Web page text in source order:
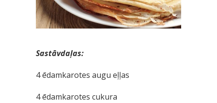
Sastāvdaļas:
4 ēdamkarotes augu eļļas
4 ēdamkarotes cukura